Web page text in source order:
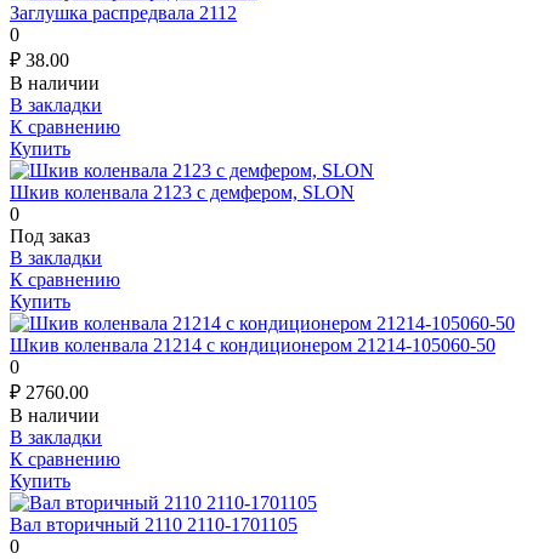
Заглушка распредвала 2112
0
₽ 38.00
В наличии
В закладки
К сравнению
Купить
Шкив коленвала 2123 с демфером, SLON
0
Под заказ
В закладки
К сравнению
Купить
Шкив коленвала 21214 с кондиционером 21214-105060-50
0
₽ 2760.00
В наличии
В закладки
К сравнению
Купить
Вал вторичный 2110 2110-1701105
0